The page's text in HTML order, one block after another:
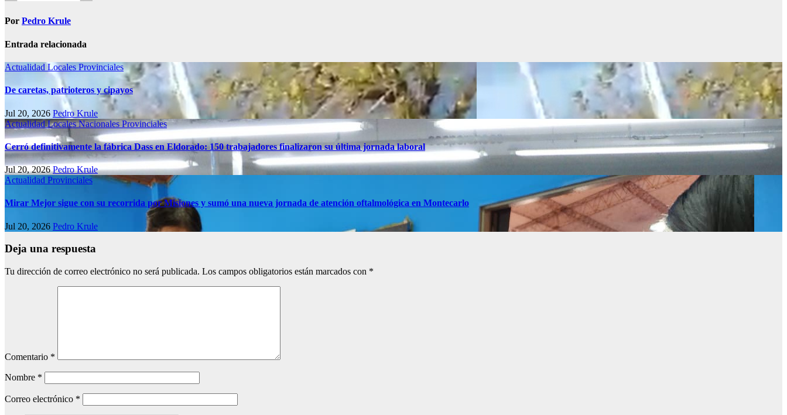
Por Pedro Krule
Entrada relacionada
ActualidadLocales Provinciales
De caretas, patrioteros y cipayos
Jul 20, 2026 Pedro Krule
ActualidadLocalesNacionales Provinciales
Cerró definitivamente la fábrica Dass en Eldorado: 150 trabajadores finalizaron su última jornada laboral
Jul 20, 2026Pedro Krule
Actualidad Provinciales
Mirar Mejor sigue con su recorrida por Misiones y sumó una nueva jornada de atención oftalmológica en Montecarlo
Jul 20, 2026 Pedro Krule
Deja una respuesta
Tu dirección de correo electrónico no será publicada. Los campos obligatorios están marcados con *
Comentario *
Nombre *
Correo electrónico *